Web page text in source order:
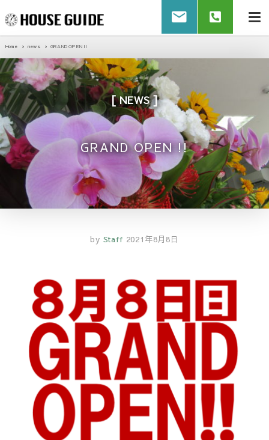
Home news GRAND OPEN !!
NEWS
GRAND OPEN !!
by Staff 2021年8月8日